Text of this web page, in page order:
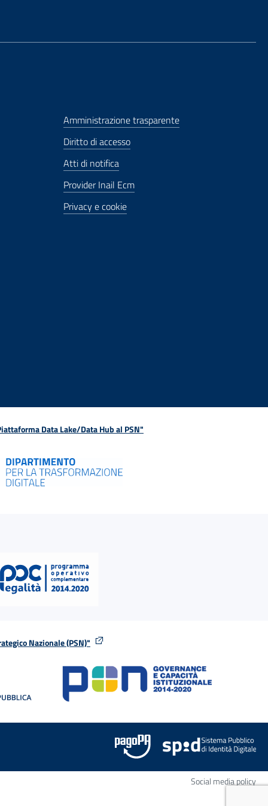
Amministrazione trasparente
Diritto di accesso
Atti di notifica
Provider Inail Ecm
Privacy e cookie
Data Lake/Data Hub al PSN"
Nazionale (PSN)"
stessa finestra
Social media policy